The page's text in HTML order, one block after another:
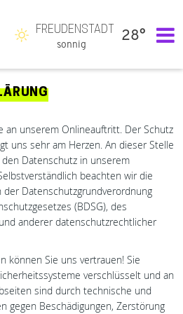
FREUDENSTADT
sonnig
28°
an unserem Onlineauftritt. Der Schutz
uns sehr am Herzen. An dieser Stelle
Datenschutz in unserem
beachten wir die
Datenschutzgrundverordnung
(BDSG), des
anderer datenschutzrechtlicher
können Sie uns vertrauen! Sie
verschlüsselt und an
sind durch technische und
gegen Beschädigungen, Zerstörung